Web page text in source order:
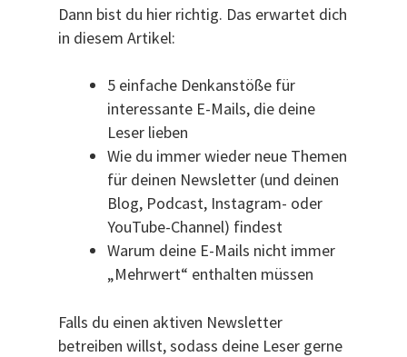
Dann bist du hier richtig. Das erwartet dich
in diesem Artikel:
5 einfache Denkanstöße für
interessante E-Mails, die deine
Leser lieben
Wie du immer wieder neue Themen
für deinen Newsletter (und deinen
Blog, Podcast, Instagram- oder
YouTube-Channel) findest
Warum deine E-Mails nicht immer
„Mehrwert“ enthalten müssen
Falls du einen aktiven Newsletter
betreiben willst, sodass deine Leser gerne